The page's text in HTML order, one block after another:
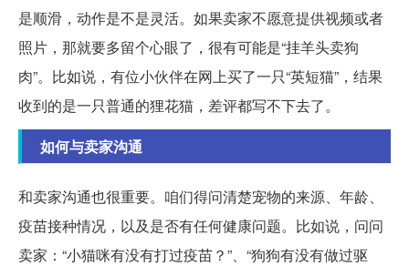
是顺滑，动作是不是灵活。如果卖家不愿意提供视频或者
照片，那就要多留个心眼了，很有可能是“挂羊头卖狗
肉”。比如说，有位小伙伴在网上买了一只“英短猫”，结果
收到的是一只普通的狸花猫，差评都写不下去了。
如何与卖家沟通
和卖家沟通也很重要。咱们得问清楚宠物的来源、年龄、
疫苗接种情况，以及是否有任何健康问题。比如说，问问
卖家：“小猫咪有没有打过疫苗？”、“狗狗有没有做过驱